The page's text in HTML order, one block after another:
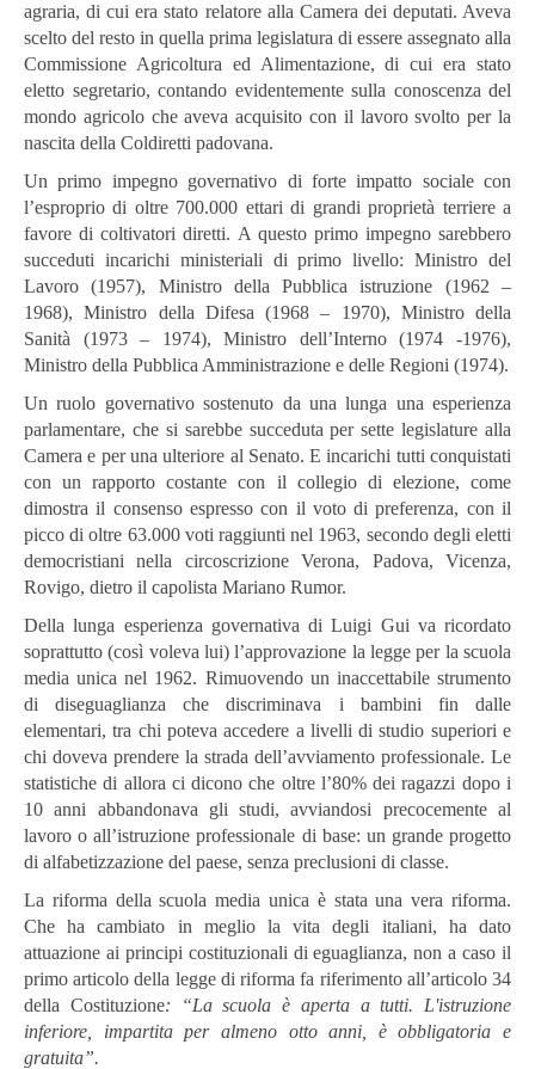
agraria, di cui era stato relatore alla Camera dei deputati. Aveva
scelto del resto in quella prima legislatura di essere assegnato alla
Commissione Agricoltura ed Alimentazione, di cui era stato
eletto segretario, contando evidentemente sulla conoscenza del
mondo agricolo che aveva acquisito con il lavoro svolto per la
nascita della Coldiretti padovana.
Un primo impegno governativo di forte impatto sociale con
l’esproprio di oltre 700.000 ettari di grandi proprietà terriere a
favore di coltivatori diretti. A questo primo impegno sarebbero
succeduti incarichi ministeriali di primo livello: Ministro del
Lavoro (1957), Ministro della Pubblica istruzione (1962 –
1968), Ministro della Difesa (1968 – 1970), Ministro della
Sanità (1973 – 1974), Ministro dell’Interno (1974 -1976),
Ministro della Pubblica Amministrazione e delle Regioni (1974).
Un ruolo governativo sostenuto da una lunga una esperienza
parlamentare, che si sarebbe succeduta per sette legislature alla
Camera e per una ulteriore al Senato. E incarichi tutti conquistati
con un rapporto costante con il collegio di elezione, come
dimostra il consenso espresso con il voto di preferenza, con il
picco di oltre 63.000 voti raggiunti nel 1963, secondo degli eletti
democristiani nella circoscrizione Verona, Padova, Vicenza,
Rovigo, dietro il capolista Mariano Rumor.
Della lunga esperienza governativa di Luigi Gui va ricordato
soprattutto (così voleva lui) l’approvazione la legge per la scuola
media unica nel 1962. Rimuovendo un inaccettabile strumento
di diseguaglianza che discriminava i bambini fin dalle
elementari, tra chi poteva accedere a livelli di studio superiori e
chi doveva prendere la strada dell’avviamento professionale. Le
statistiche di allora ci dicono che oltre l’80% dei ragazzi dopo i
10 anni abbandonava gli studi, avviandosi precocemente al
lavoro o all’istruzione professionale di base: un grande progetto
di alfabetizzazione del paese, senza preclusioni di classe.
La riforma della scuola media unica è stata una vera riforma.
Che ha cambiato in meglio la vita degli italiani, ha dato
attuazione ai principi costituzionali di eguaglianza, non a caso il
primo articolo della legge di riforma fa riferimento all’articolo 34
della Costituzione: “La scuola è aperta a tutti. L'istruzione
inferiore, impartita per almeno otto anni, è obbligatoria e
gratuita”.